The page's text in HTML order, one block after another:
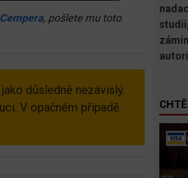
, pošlete mu toto
důsledně nezávislý.
V opačném případě